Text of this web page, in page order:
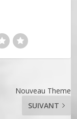
Nouveau Theme
SUIVANT